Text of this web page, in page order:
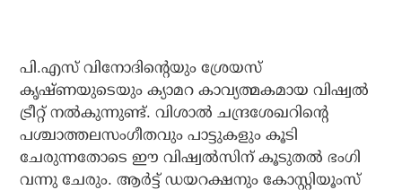
പി.എസ് വിനോദിന്റെയും ശ്രേയസ്
കൃഷ്ണയുടെയും ക്യാമറ കാവ്യത്മകമായ വിഷ്വല്‍
ട്രീറ്റ് നല്‍കുന്നുണ്ട്. വിശാല്‍ ചന്ദ്രശേഖറിന്റെ
പശ്ചാത്തലസംഗീതവും പാട്ടുകളും കൂടി
ചേരുന്നതോടെ ഈ വിഷ്വല്‍സിന് കൂടുതല്‍ ഭംഗി
വന്നു ചേരും. ആര്‍ട്ട് ഡയറക്ഷനും കോസ്റ്റിയൂംസ്